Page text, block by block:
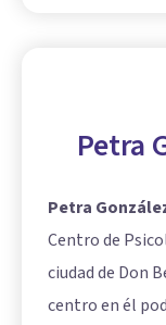
Petra
Petra
Centro de
ciudad de Don
centro en él